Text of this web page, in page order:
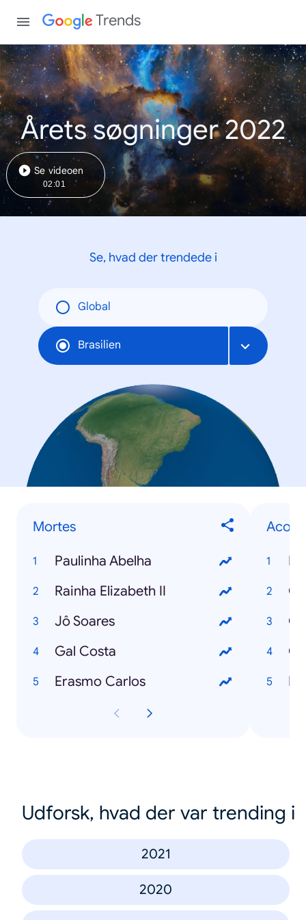
Trends
Årets søgninger 2022
Se videoen
02:01
Se, hvad der trendede i
Global
Brasilien
Mortes
Paulinha Abelha
Rainha Elizabeth II
Jô Soares
Gal Costa
Erasmo Carlos
Udforsk, hvad der var trending i
2021
2020